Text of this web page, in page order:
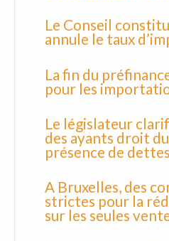
Le Conseil
annule le taux
La fin du
pour les
Le législateur
des ayants droit
présence de
A Bruxelles, des
strictes pour la
sur les seules